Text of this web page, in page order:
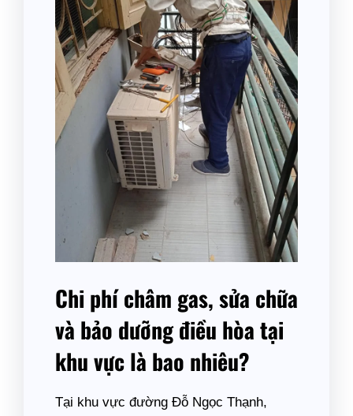
Chi phí châm gas, sửa chữa
và bảo dưỡng điều hòa tại
khu vực là bao nhiêu?
Tại khu vực đường Đỗ Ngọc Thạnh,